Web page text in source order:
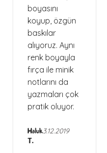
boyasını
koyup, özgün
baskılar
alıyoruz. Aynı
renk boyayla
fırça ile minik
notlarını da
yazmaları çok
pratik oluyor.
Haluk
T.
3.12.2019